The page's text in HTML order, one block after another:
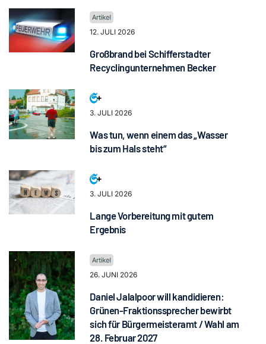
12. JULI 2026
Großbrand bei Schifferstadter
Recyclingunternehmen Becker
3. JULI 2026
Was tun, wenn einem das „Wasser
bis zum Hals steht“
3. JULI 2026
Lange Vorbereitung mit gutem
Ergebnis
26. JUNI 2026
Daniel Jalalpoor will kandidieren:
Grünen-Fraktionssprecher bewirbt
sich für Bürgermeisteramt / Wahl am
28. Februar 2027